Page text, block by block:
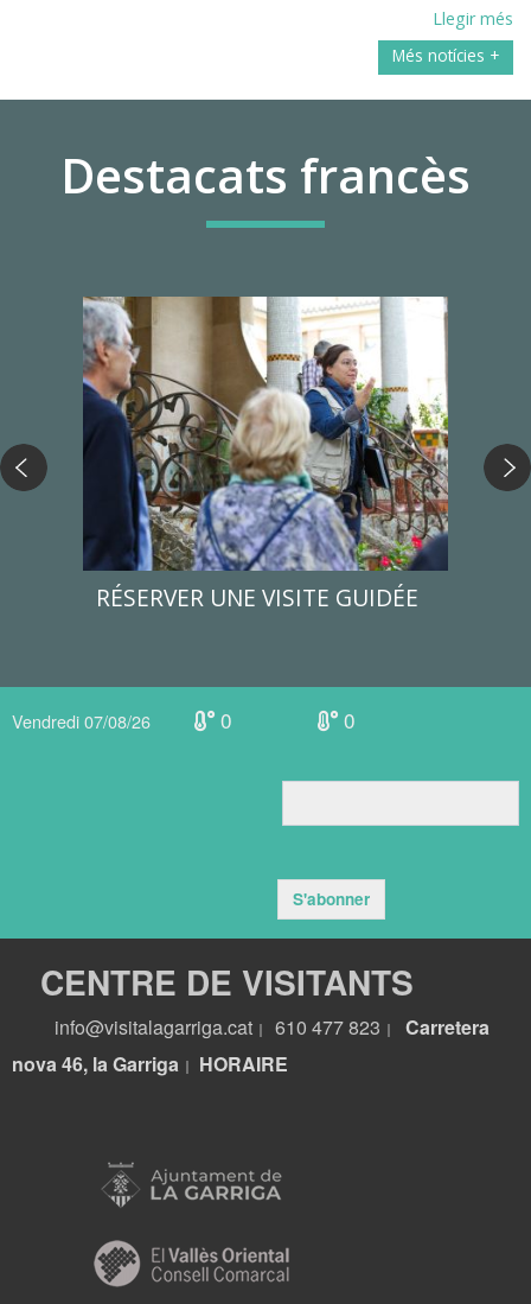
Llegir més
Més notícies +
Destacats francès
RÉSERVER UNE VISITE GUIDÉE
Vendredi 07/08/26 0 0
S'abonner
CENTRE DE VISITANTS
info@visitalagarriga.cat 610 477 823
Carretera
nova 46, la Garriga
HORAIRE